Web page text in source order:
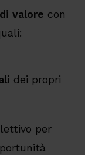
valore con
dei propri
per